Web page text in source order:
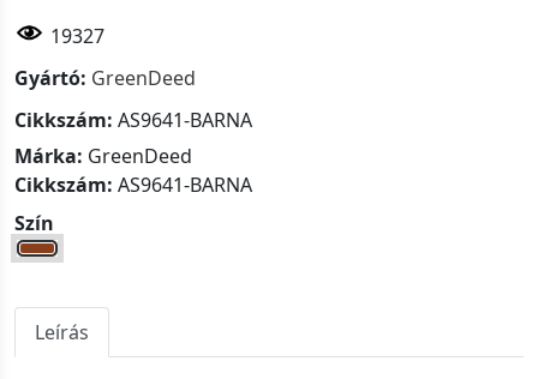
19327
Gyártó: GreenDeed
Cikkszám: AS9641-BARNA
Márka: GreenDeed
Cikkszám: AS9641-BARNA
Szín
Leírás